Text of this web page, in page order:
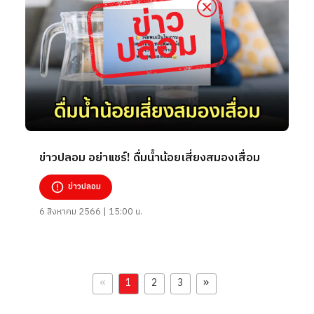
ข่าวปลอม อย่าแชร์! ดื่มน้ำน้อยเสี่ยงสมองเสื่อม
ข่าวปลอม
6 สิงหาคม 2566 | 15:00 น.
« 1 2 3 »